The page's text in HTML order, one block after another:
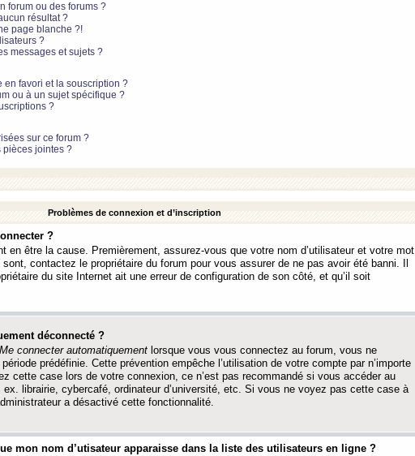
forum ou des forums ?
résultat ?
page blanche ?!
?
messages et sujets ?
en favori et la souscription ?
ou à un sujet spécifique ?
?
sur ce forum ?
pièces jointes ?
Problèmes de connexion et d’inscription
?
en être la cause. Premièrement, assurez-vous que votre nom d’utilisateur et votre mot
contactez le propriétaire du forum pour vous assurer de ne pas avoir été banni. Il
du site Internet ait une erreur de configuration de son côté, et qu’il soit
déconnecté ?
Me connecter automatiquement lorsque vous vous connectez au forum, vous ne
prédéfinie. Cette prévention empêche l’utilisation de votre compte par n’importe
cette case lors de votre connexion, ce n’est pas recommandé si vous accéder au
ex. librairie, cybercafé, ordinateur d’université, etc. Si vous ne voyez pas cette case à
a désactivé cette fonctionnalité.
mon nom d’utisateur apparaisse dans la liste des utilisateurs en ligne ?